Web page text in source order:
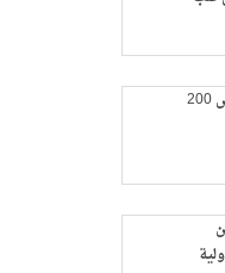
الدعم الغربي لأوكرانيا يلامس 200